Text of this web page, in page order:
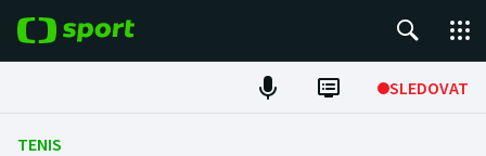
SLEDOVAT
Fotbal
TENIS